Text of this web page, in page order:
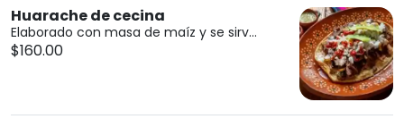
Huarache de cecina
Elaborado con masa de maíz y se sirv...
$160.00